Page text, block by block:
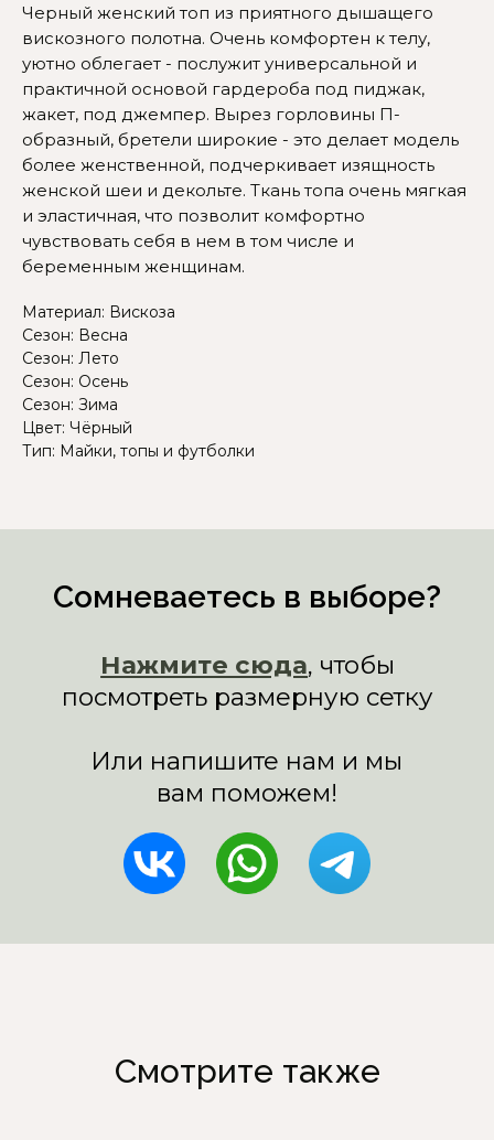
Черный женский топ из приятного дышащего
вискозного полотна. Очень комфортен к телу,
уютно облегает - послужит универсальной и
практичной основой гардероба под пиджак,
жакет, под джемпер. Вырез горловины П-
образный, бретели широкие - это делает модель
более женственной, подчеркивает изящность
женской шеи и декольте. Ткань топа очень мягкая
и эластичная, что позволит комфортно
чувствовать себя в нем в том числе и
беременным женщинам.
Материал: Вискоза
Сезон: Весна
Сезон: Лето
Сезон: Осень
Сезон: Зима
Цвет: Чёрный
Тип: Майки, топы и футболки
Сомневаетесь в выборе?
Нажмите сюда, чтобы
посмотреть размерную сетку
Или напишите нам и мы
вам поможем!
Смотрите также